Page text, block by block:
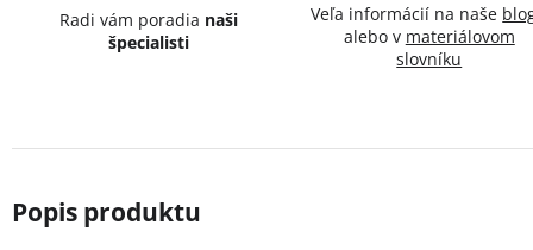
Radi vám poradia naši
špecialisti
Veľa informácií na naše
alebo v materiálovom
slovníku